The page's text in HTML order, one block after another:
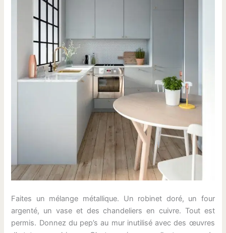
Faites un mélange métallique. Un robinet doré, un four
argenté, un vase et des chandeliers en cuivre. Tout est
permis. Donnez du pep’s au mur inutilisé avec des œuvres